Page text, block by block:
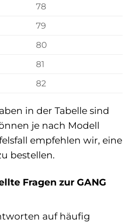
78
79
80
81
82
in der Tabelle sind
je nach Modell
empfehlen wir, eine
bestellen.
Fragen zur GANG
auf häufig